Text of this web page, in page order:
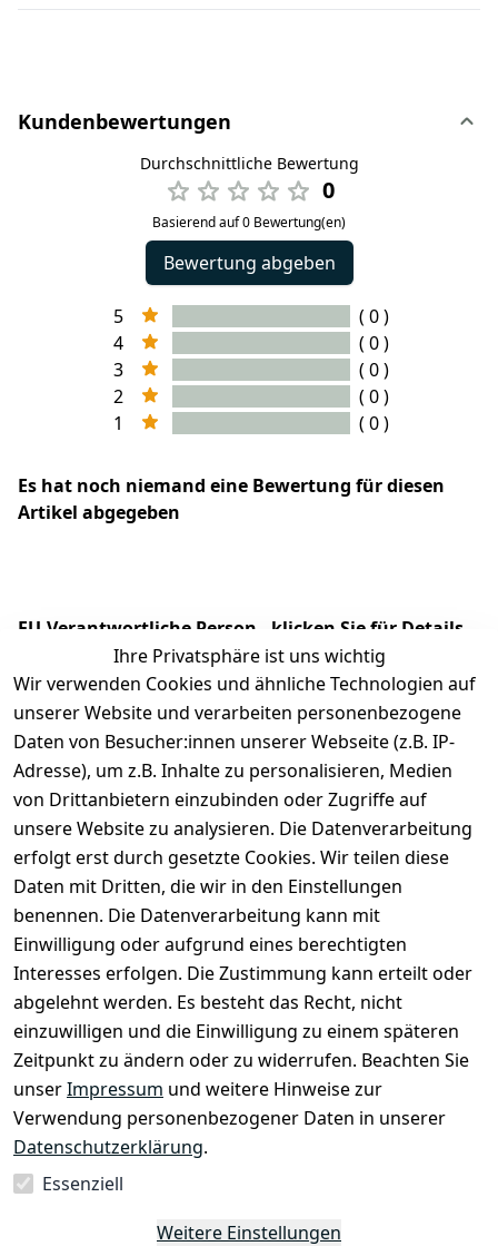
Kundenbewertungen
Durchschnittliche Bewertung
0
Basierend auf 0 Bewertung(en)
Bewertung abgeben
5
( 0 )
4
( 0 )
3
( 0 )
2
( 0 )
1
( 0 )
Es hat noch niemand eine Bewertung für diesen
Artikel abgegeben
EU-Verantwortliche Person - klicken Sie für Details
Ihre Privatsphäre ist uns wichtig
Wir verwenden Cookies und ähnliche Technologien auf
unserer Website und verarbeiten personenbezogene
Daten von Besucher:innen unserer Webseite (z.B. IP-
Adresse), um z.B. Inhalte zu personalisieren, Medien
von Drittanbietern einzubinden oder Zugriffe auf
unsere Website zu analysieren. Die Datenverarbeitung
erfolgt erst durch gesetzte Cookies. Wir teilen diese
Daten mit Dritten, die wir in den Einstellungen
benennen. Die Datenverarbeitung kann mit
Einwilligung oder aufgrund eines berechtigten
Interesses erfolgen. Die Zustimmung kann erteilt oder
abgelehnt werden. Es besteht das Recht, nicht
einzuwilligen und die Einwilligung zu einem späteren
Zeitpunkt zu ändern oder zu widerrufen. Beachten Sie
unserImpressum und weitere Hinweise zur
Verwendung personenbezogener Daten in unserer
Datenschutzerklärung.
Essenziell
Weitere Einstellungen
Rechtliches
Impressum
Datenschutze
rklärung
Barrierefreihe
itserklärung
Widerrufsrec
ht
Services
Registrieren